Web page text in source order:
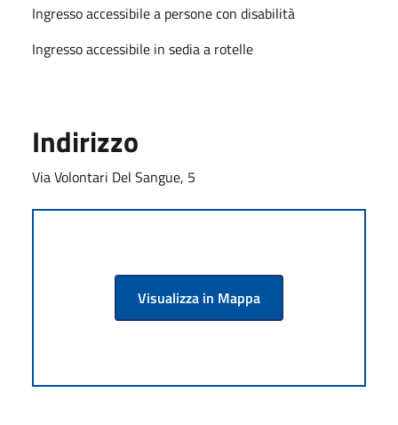
Ingresso accessibile a persone con disabilità
Ingresso accessibile in sedia a rotelle
Indirizzo
Via Volontari Del Sangue, 5
Visualizza in Mappa